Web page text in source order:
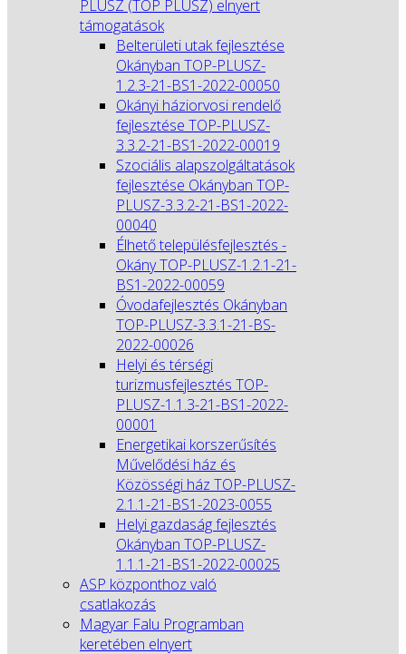
PLUSZ (TOP PLUSZ) elnyert
támogatások
Belterületi utak fejlesztése
Okányban TOP-PLUSZ-
1.2.3-21-BS1-2022-00050
Okányi háziorvosi rendelő
fejlesztése TOP-PLUSZ-
3.3.2-21-BS1-2022-00019
Szociális alapszolgáltatások
fejlesztése Okányban TOP-
PLUSZ-3.3.2-21-BS1-2022-
00040
Élhető településfejlesztés -
Okány TOP-PLUSZ-1.2.1-21-
BS1-2022-00059
Óvodafejlesztés Okányban
TOP-PLUSZ-3.3.1-21-BS-
2022-00026
Helyi és térségi
turizmusfejlesztés TOP-
PLUSZ-1.1.3-21-BS1-2022-
00001
Energetikai korszerűsítés
Művelődési ház és
Közösségi ház TOP-PLUSZ-
2.1.1-21-BS1-2023-0055
Helyi gazdaság fejlesztés
Okányban TOP-PLUSZ-
1.1.1-21-BS1-2022-00025
ASP központhoz való
csatlakozás
Magyar Falu Programban
keretében elnyert